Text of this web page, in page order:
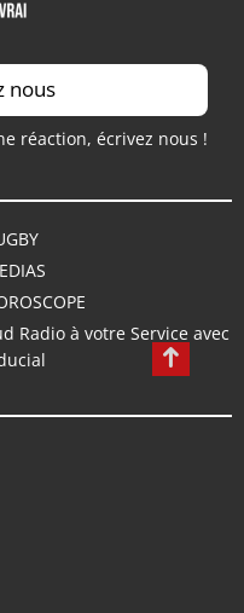
nous
réaction, écrivez nous !
Radio à votre Service avec